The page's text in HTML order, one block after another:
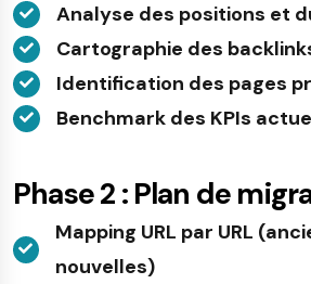
Analyse des positions et
Cartographie des
Identification des pages
Benchmark des KPIs
Phase 2 : Plan de
Mapping URL par URL
nouvelles)